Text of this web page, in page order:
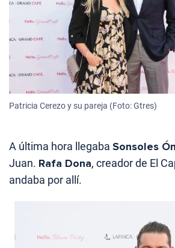
Patricia Cerezo y su pareja (Foto: Gtres)
A última hora llegaba Sonsoles
Juan. Rafa Dona, creador de El
andaba por allí.